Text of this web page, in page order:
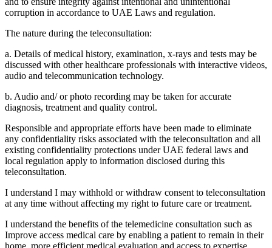
corruption in accordance to UAE Laws and regulation.
The nature during the teleconsultation:
a. Details of medical history, examination, x-rays and tests may be
discussed with other healthcare professionals with interactive videos,
audio and telecommunication technology.
b. Audio and/ or photo recording may be taken for accurate
diagnosis, treatment and quality control.
Responsible and appropriate efforts have been made to eliminate
any confidentiality risks associated with the teleconsultation and all
existing confidentiality protections under UAE federal laws and
local regulation apply to information disclosed during this
teleconsultation.
I understand I may withhold or withdraw consent to teleconsultation
at any time without affecting my right to future care or treatment.
I understand the benefits of the telemedicine consultation such as
Improve access medical care by enabling a patient to remain in their
home, more efficient medical evaluation and access to expertise